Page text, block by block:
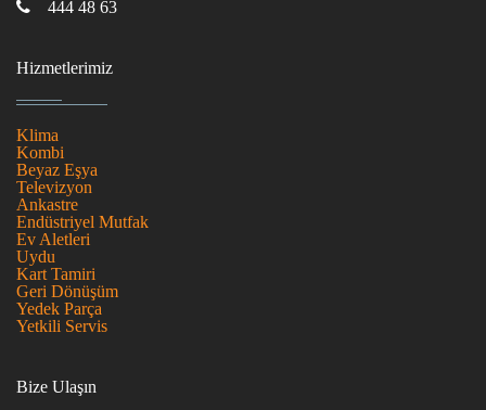
444 48 63
Hizmetlerimiz
Klima
Kombi
Beyaz Eşya
Televizyon
Ankastre
Endüstriyel Mutfak
Ev Aletleri
Uydu
Kart Tamiri
Geri Dönüşüm
Yedek Parça
Yetkili Servis
Bize Ulaşın